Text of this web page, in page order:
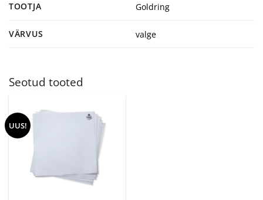
TOOTJA Goldring
VÄRVUS valge
Seotud tooted
UUS!